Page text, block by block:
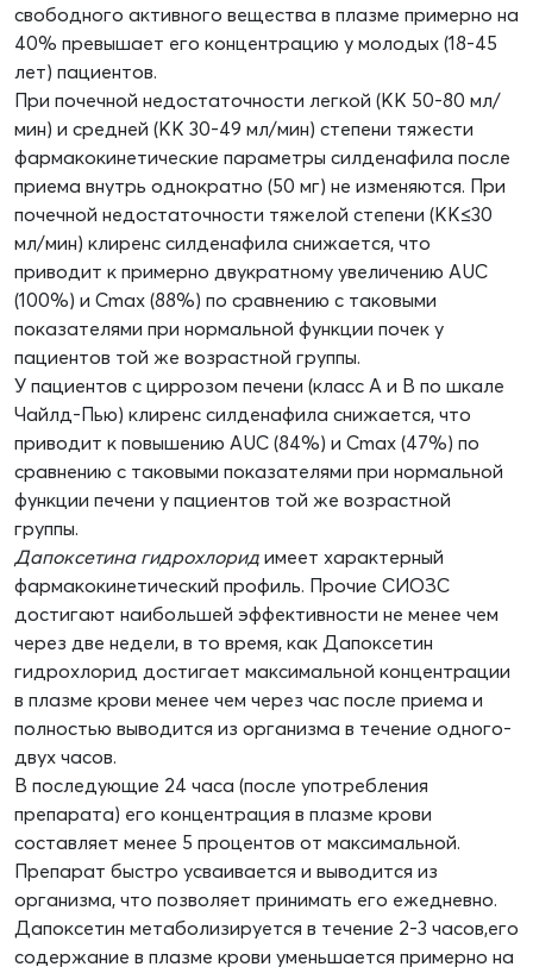
свободного активного вещества в плазме примерно на
40% превышает его концентрацию у молодых (18-45
лет) пациентов.
При почечной недостаточности легкой (КК 50-80 мл/
мин) и средней (КК 30-49 мл/мин) степени тяжести
фармакокинетические параметры силденафила после
приема внутрь однократно (50 мг) не изменяются. При
почечной недостаточности тяжелой степени (КК≤30
мл/мин) клиренс силденафила снижается, что
приводит к примерно двукратному увеличению AUC
(100%) и Cmax (88%) по сравнению с таковыми
показателями при нормальной функции почек у
пациентов той же возрастной группы.
У пациентов с циррозом печени (класс А и В по шкале
Чайлд-Пью) клиренс силденафила снижается, что
приводит к повышению AUC (84%) и Cmax (47%) по
сравнению с таковыми показателями при нормальной
функции печени у пациентов той же возрастной
группы.
Дапоксетина гидрохлорид имеет характерный
фармакокинетический профиль. Прочие СИОЗС
достигают наибольшей эффективности не менее чем
через две недели, в то время, как Дапоксетин
гидрохлорид достигает максимальной концентрации
в плазме крови менее чем через час после приема и
полностью выводится из организма в течение одного-
двух часов.
В последующие 24 часа (после употребления
препарата) его концентрация в плазме крови
составляет менее 5 процентов от максимальной.
Препарат быстро усваивается и выводится из
организма, что позволяет принимать его ежедневно.
Дапоксетин метаболизируется в течение 2-3 часов,его
содержание в плазме крови уменьшается примерно на